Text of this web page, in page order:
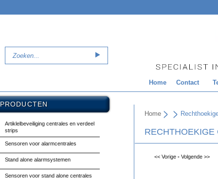
Home Contact
PRODUCTEN
Artiklelbeveiliging centrales en verdeel
strips
Sensoren voor alarmcentrales
Stand alone alarmsystemen
Sensoren voor stand alone centrales
Home
RECHTHOEKIGE
<< Vorige- Volgende >>